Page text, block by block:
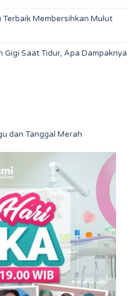
Terbaik Membersihkan Mulut
Saat Tidur, Apa Dampaknya
dan Tanggal Merah